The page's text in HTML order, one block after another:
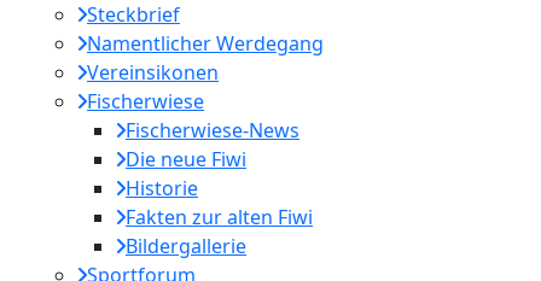
Steckbrief
Namentlicher Werdegang
Vereinsikonen
Fischerwiese
Fischerwiese-News
Die neue Fiwi
Historie
Fakten zur alten Fiwi
Bildergallerie
Sportforum